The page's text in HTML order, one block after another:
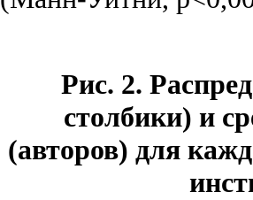
Рис. 2.
столбики) и
(авторов) для